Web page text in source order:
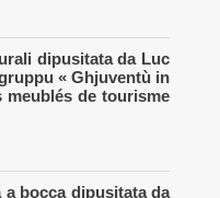
dipusitata da Luc
« Ghjuventù in
meublés de tourisme
a bocca dipusitata da